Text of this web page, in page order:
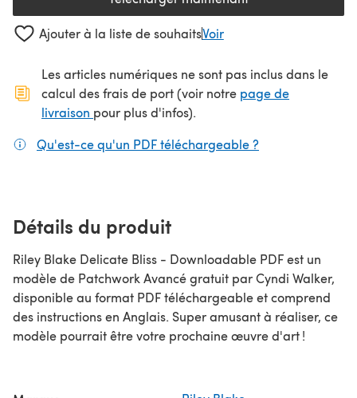
(s'ouvre dans un nouvel
Ajouter à la liste de souhaitsVoir
Les articles numériques ne sont pas inclus dans le
calcul des frais de port (voir notre page de
livraison (s'ouvre dans un nouvel onglet)
pour plus d'infos).
Qu'est-ce qu'un PDF téléchargeable ?
Détails du produit
Riley Blake Delicate Bliss - Downloadable PDF est un
modèle de Patchwork Avancé gratuit par Cyndi Walker,
disponible au format PDF téléchargeable et comprend
des instructions en Anglais. Super amusant à réaliser, ce
modèle pourrait être votre prochaine œuvre d'art !